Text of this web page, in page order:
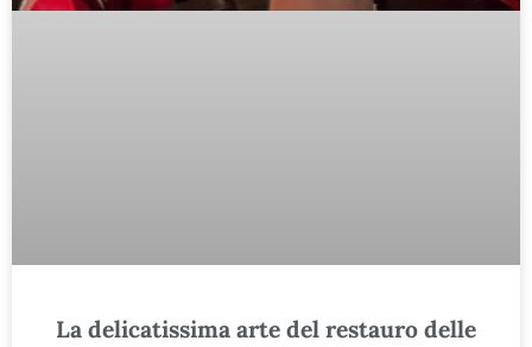
La delicatissima arte del restauro delle